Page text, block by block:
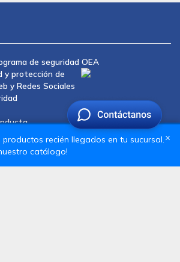
de seguridad OEA
y protección de
y Redes Sociales
e Investigación
de aparatos eléctricos y
Trabajo
productos recién llegados en tu sucursal.
catálogo!
×